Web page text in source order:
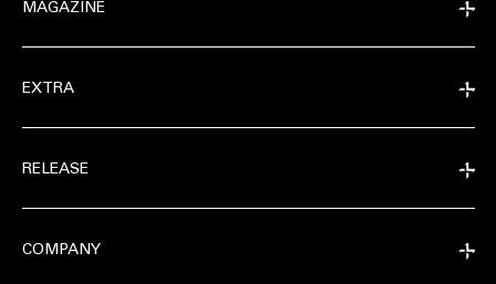
MAGAZINE
EXTRA
RELEASE
COMPANY